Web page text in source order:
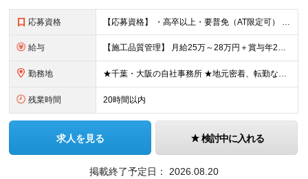
応募資格 【応募資格】 ・高卒以上・要普免（AT限定可） ・AutoCADの経験者 →自社で図面を一部変更する場合があるため。設計分野は不問です。 ・施工図面が読めること 【歓迎する経験】 ◎AutoCADの
給与 【施工品質管理】 月給25万～28万円＋賞与年2回（原則固定支給額4ヵ月分）＋諸手当（残業手当全額など） ※経験・能力・前職給与を考慮して優遇します。 ※残業代は別途全額支給します。 ※試用期間は6
勤務地 ★千葉・大阪の自社事務所 ★地元密着、転勤なし！ ★Ｕ・Iターン歓迎！（面接交通費支給） 【具体的な勤務地】 ※当社堺事務所（大阪）もしくは五井事務所（千葉） ◆堺事務所 （住所） 大阪府堺市堺区
残業時間 20時間以内
求人を見る 検討中に入れる
掲載終了予定日： 2026.08.20